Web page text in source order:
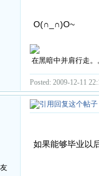
O(∩_∩)O~
在黑暗中并肩行走。
Posted: 2009-12-11
如果能够毕业以